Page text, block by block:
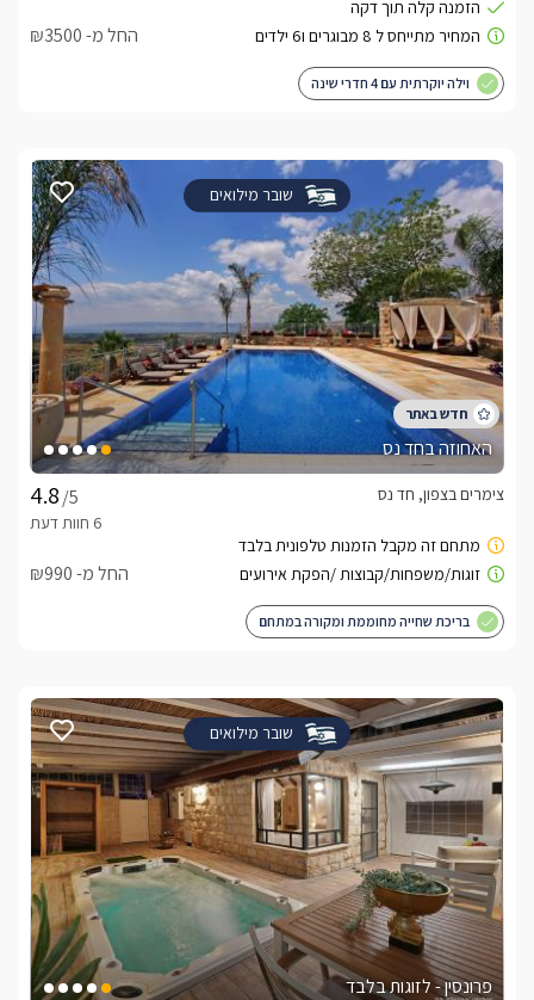
החל מ- ₪3500
וילה יוקרתית עם 4 חדרי שינה
שובר מילואים
האחוזה בחד נס
/5
צימרים בצפון, חד נס
החל מ- ₪990
בריכת שחייה מחוממת ומקורה במתחם
שובר מילואים
פרונסין - לזוגות בלבד